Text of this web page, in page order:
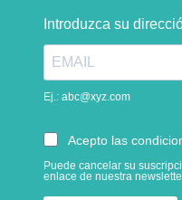
Introduzca su
Ej.: abc@xyz.com
Acepto las
Puede cancelar su
enlace de nuestra